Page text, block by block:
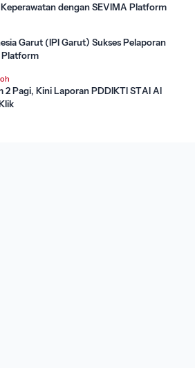
dengan SEVIMA Platform
Garut (IPI Garut) Sukses Pelaporan
Platform
2 Pagi, Kini Laporan PDDIKTI STAI Al